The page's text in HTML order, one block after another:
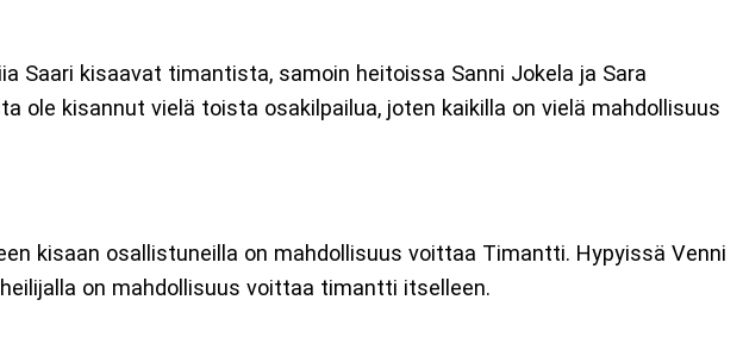
Saari kisaavat timantista, samoin heitoissa Sanni Jokela ja Sara
ole kisannut vielä toista osakilpailua, joten kaikilla on vielä mahdollisuus
kisaan osallistuneilla on mahdollisuus voittaa Timantti. Hypyissä Venni
on mahdollisuus voittaa timantti itselleen.